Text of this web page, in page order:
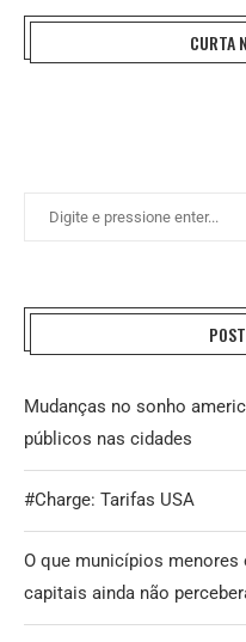
CURTA
Mudanças no sonho
públicos nas cidades
#Charge: Tarifas USA
O que municípios
capitais ainda não